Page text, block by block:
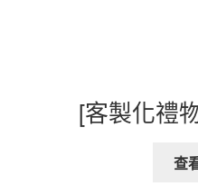
[客製化禮
查